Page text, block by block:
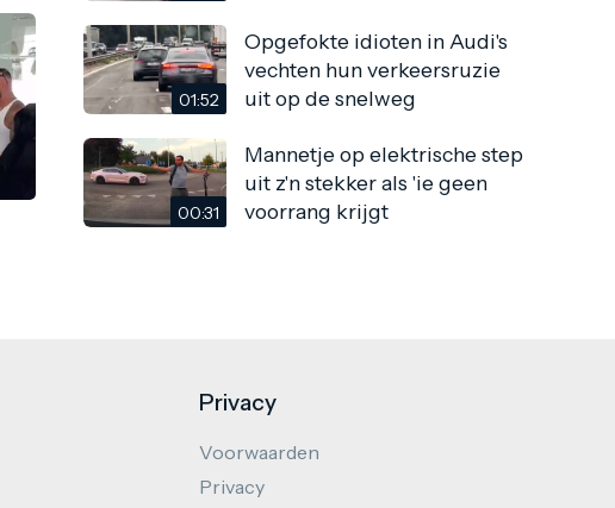
01:52
Opgefokte idioten in Audi's
vechten hun verkeersruzie
uit op de snelweg
00:31
Mannetje op elektrische step
uit z'n stekker als 'ie geen
voorrang krijgt
Privacy
Voorwaarden
Privacy